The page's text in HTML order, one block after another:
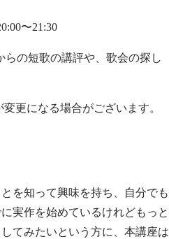
〜21:30
の短歌の講評や、歌会の探し
更になる場合がございます。
を知って興味を持ち、自分でも
実作を始めているけれどもっと
てみたいという方に、本講座は